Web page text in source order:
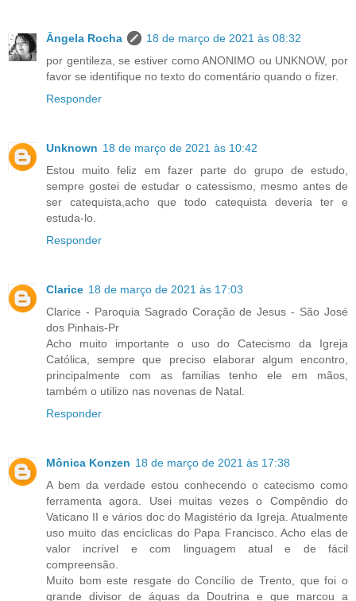
Ângela Rocha
18 de março de 2021 às 08:32
por gentileza, se estiver como ANONIMO ou UNKNOW, por
favor se identifique no texto do comentário quando o fizer.
Responder
Unknown 18 de março de 2021 às 10:42
Estou muito feliz em fazer parte do grupo de estudo,
sempre gostei de estudar o catessismo, mesmo antes de
ser catequista,acho que todo catequista deveria ter e
estuda-lo.
Responder
Clarice 18 de março de 2021 às 17:03
Clarice - Paroquia Sagrado Coração de Jesus - São José
dos Pinhais-Pr
Acho muito importante o uso do Catecismo da Igreja
Católica, sempre que preciso elaborar algum encontro,
principalmente com as familias tenho ele em mãos,
também o utilizo nas novenas de Natal.
Responder
Mônica Konzen 18 de março de 2021 às 17:38
A bem da verdade estou conhecendo o catecismo como
ferramenta agora. Usei muitas vezes o Compêndio do
Vaticano II e vários doc do Magistério da Igreja. Atualmente
uso muito das encíclicas do Papa Francisco. Acho elas de
valor incrível e com linguagem atual e de fácil
compreensão.
Muito bom este resgate do Concílio de Trento, que foi o
grande divisor de águas da Doutrina e que marcou a